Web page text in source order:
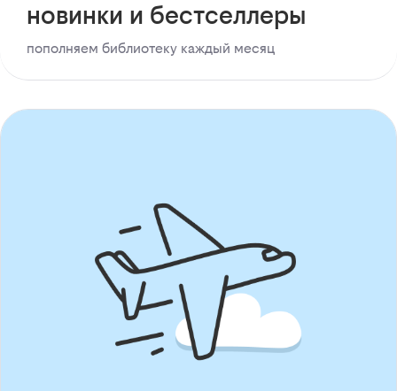
новинки и бестселлеры
пополняем библиотеку каждый месяц